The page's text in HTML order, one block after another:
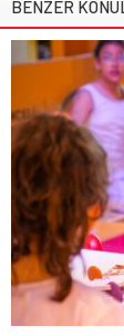
BENZER